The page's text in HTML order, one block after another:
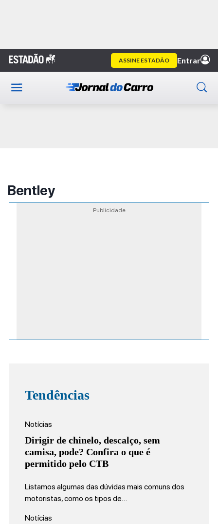
Home Marcas Bentley
Publicidade
Bentley
Publicidade
Tendências
Notícias
Dirigir de chinelo, descalço, sem
camisa, pode? Confira o que é
permitido pelo CTB
Listamos algumas das dúvidas mais comuns dos
motoristas, como os tipos de…
Notícias